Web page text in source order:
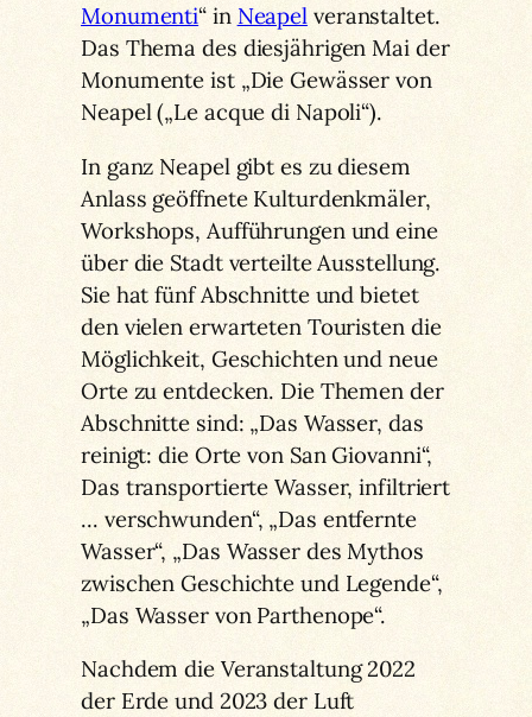
Monumenti“ in Neapel veranstaltet.
Das Thema des diesjährigen Mai der
Monumente ist „Die Gewässer von
Neapel („Le acque di Napoli“).
In ganz Neapel gibt es zu diesem
Anlass geöffnete Kulturdenkmäler,
Workshops, Aufführungen und eine
über die Stadt verteilte Ausstellung.
Sie hat fünf Abschnitte und bietet
den vielen erwarteten Touristen die
Möglichkeit, Geschichten und neue
Orte zu entdecken. Die Themen der
Abschnitte sind: „Das Wasser, das
reinigt: die Orte von San Giovanni“,
Das transportierte Wasser, infiltriert
… verschwunden“, „Das entfernte
Wasser“, „Das Wasser des Mythos
zwischen Geschichte und Legende“,
„Das Wasser von Parthenope“.
Nachdem die Veranstaltung 2022
der Erde und 2023 der Luft